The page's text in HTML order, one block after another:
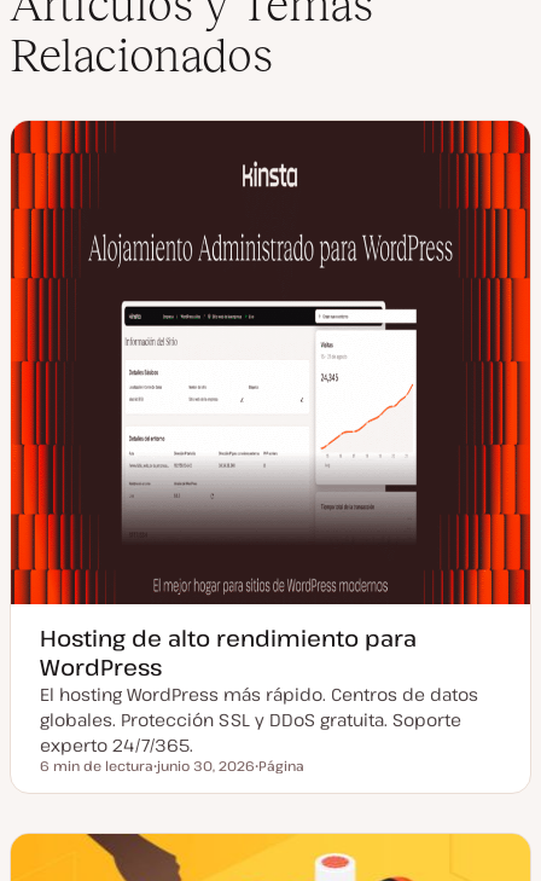
Relacionados
Hosting de alto rendimiento para
WordPress
El hosting WordPress más rápido. Centros de datos
globales. Protección SSL y DDoS gratuita. Soporte
experto 24/7/365.
Tiempo de lectura
6 min de lectura
e
h
a
junio 30, 2026
i
o
Página